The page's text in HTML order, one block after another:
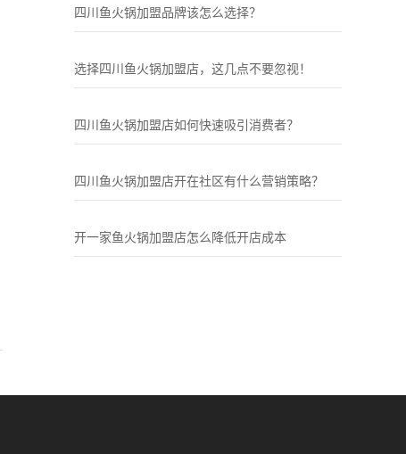
四川鱼火锅加盟品牌该怎么选择？
选择四川鱼火锅加盟店，这几点不要忽视！
四川鱼火锅加盟店如何快速吸引消费者？
四川鱼火锅加盟店开在社区有什么营销策略？
开一家鱼火锅加盟店怎么降低开店成本